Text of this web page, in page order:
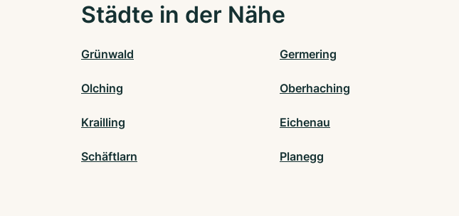
Städte in der Nähe
Grünwald Germering
Olching Oberhaching
Krailling Eichenau
Schäftlarn Planegg